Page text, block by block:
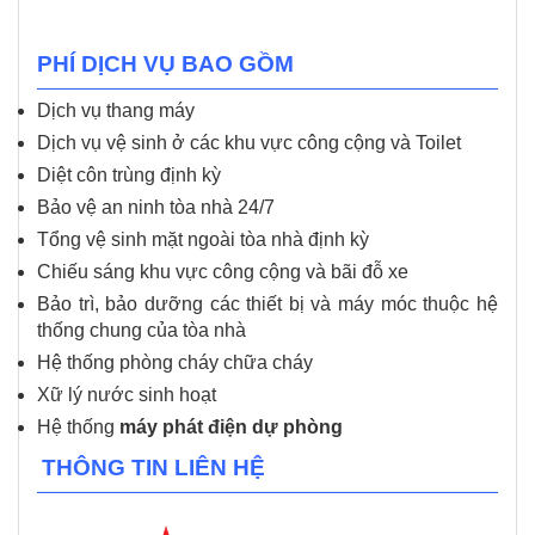
PHÍ DỊCH VỤ BAO GỒM
Dịch vụ thang máy
Dịch vụ vệ sinh ở các khu vực công cộng và Toilet
Diệt côn trùng định kỳ
Bảo vệ an ninh tòa nhà 24/7
Tổng vệ sinh mặt ngoài tòa nhà định kỳ
Chiếu sáng khu vực công cộng và bãi đỗ xe
Bảo trì, bảo dưỡng các thiết bị và máy móc thuộc hệ
thống chung của tòa nhà
Hệ thống phòng cháy chữa cháy
Xữ lý nước sinh hoạt
Hệ thống máy phát điện dự phòng
THÔNG TIN LIÊN HỆ